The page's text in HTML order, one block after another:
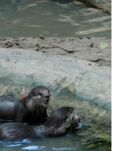
cinerea – Sẽ nguy
cinerea – Sẽ nguy